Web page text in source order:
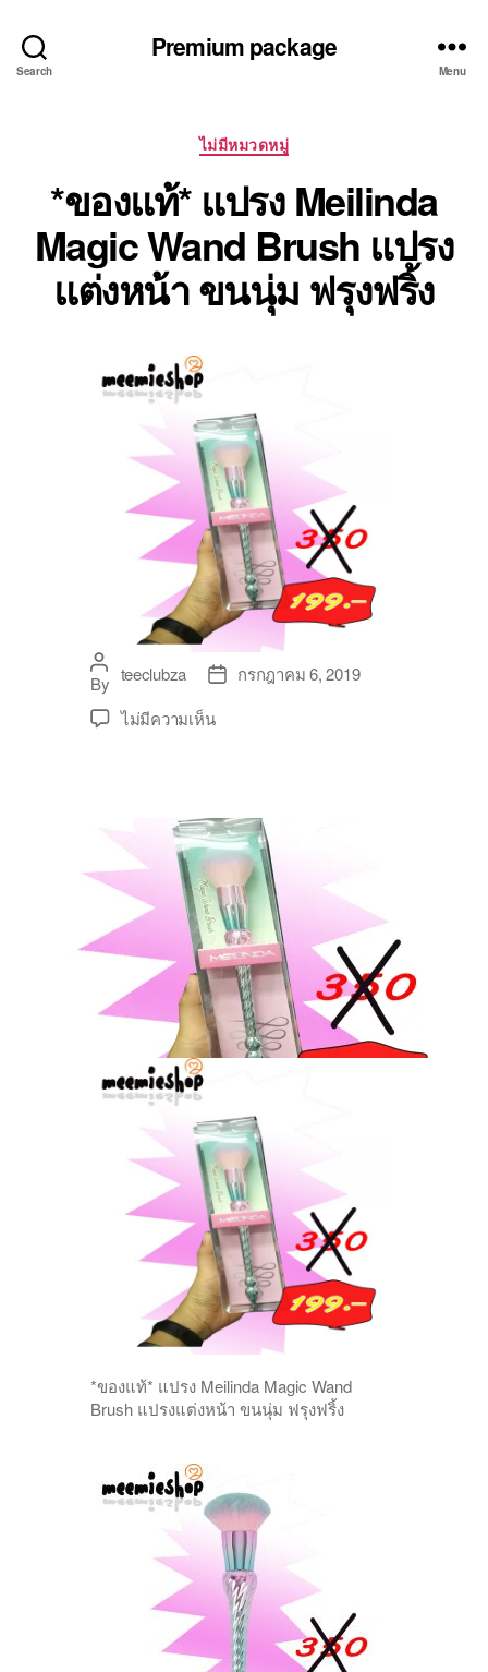
Search
Premium package
Menu
Categories
ไม่มีหมวดหมู่
*ของแท้* แปรง Meilinda
Magic Wand Brush แปรง
แต่งหน้า ขนนุ่ม ฟรุงฟริ้ง
Post
author
By teeclubza
Postกรกฎาคม 6, 2019
ไม่มีความเห็นบน
Meilinda
Magic
Wand
Brush
แปรง
แต่ง
หน้า
ขน
นุ่ม
ฟ
รุงฟ
*ของแท้* แปรง Meilinda Magic Wand
Brush แปรงแต่งหน้า ขนนุ่ม ฟรุงฟริ้ง